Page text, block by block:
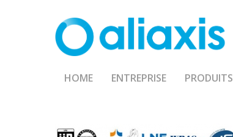
HOME ENTREPRISE PRODUITS